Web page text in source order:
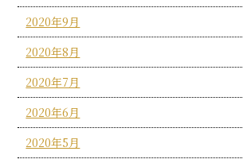
2020年9月
2020年8月
2020年7月
2020年6月
2020年5月